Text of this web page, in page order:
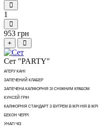
1
953 грн
+
Сет "PARTY"
АГЕРУ КАНІ
ЗАПЕЧЕНИЙ КЛАБЕР
ЗАПЕЧЕНА КАЛІФОРНІЯ ЗІ СНІЖНИМ КРАБОМ
КУНСЕЙ ГРІН
КАЛІФОРНІЯ СТАНДАРТ З ВУГРЕМ В ІКРІ НІЯ В ІКРІ
БЕКОН ЧЕРРІ
УНАГІ ЧІЗ